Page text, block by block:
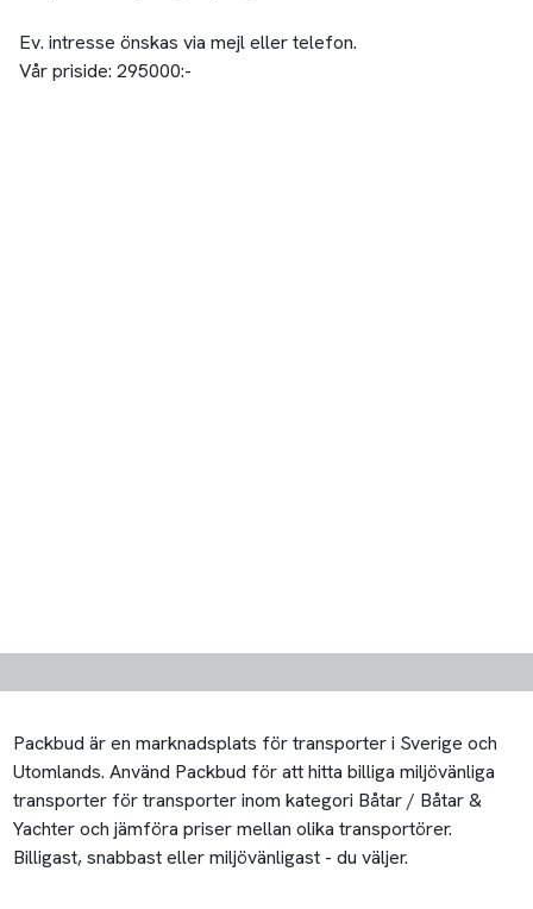
Ev. intresse önskas via mejl eller telefon.
Vår priside: 295000:-
Packbud är en marknadsplats för transporter i Sverige och
Utomlands. Använd Packbud för att hitta billiga miljövänliga
transporter för transporter inom kategori Båtar / Båtar &
Yachter och jämföra priser mellan olika transportörer.
Billigast, snabbast eller miljövänligast - du väljer.